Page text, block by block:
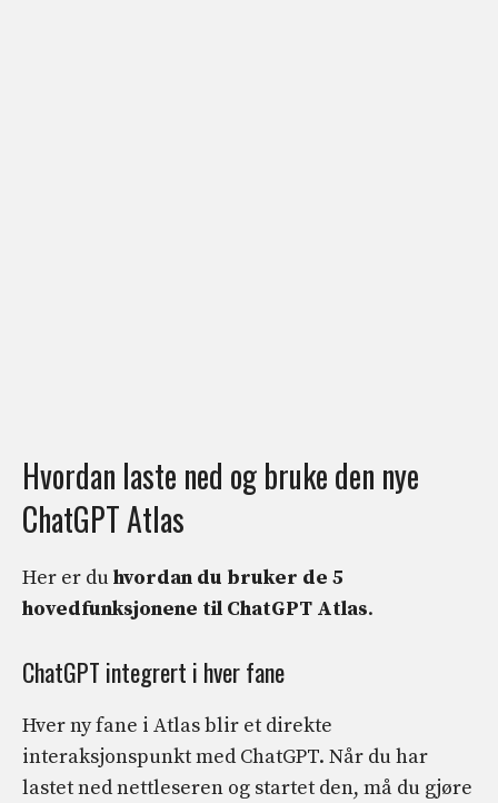
Hvordan laste ned og bruke den nye
ChatGPT Atlas
Her er duhvordan du bruker de 5
hovedfunksjonene til ChatGPT Atlas.
ChatGPT integrert i hver fane
Hver ny fane i Atlas blir et direkte
interaksjonspunkt med ChatGPT. Når du har
lastet ned nettleseren og startet den, må du gjøre